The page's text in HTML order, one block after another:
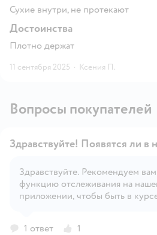
Сухие внутри, не протекают
Достоинства
Плотно держат
11 сентября 2025 · Ксения П.
Вопросы покупателей
Здравствуйте! Появятся ли в
Здравствуйте. Рекомендуем
функцию отслеживания на
приложении, чтобы быть в
1 ответ
1